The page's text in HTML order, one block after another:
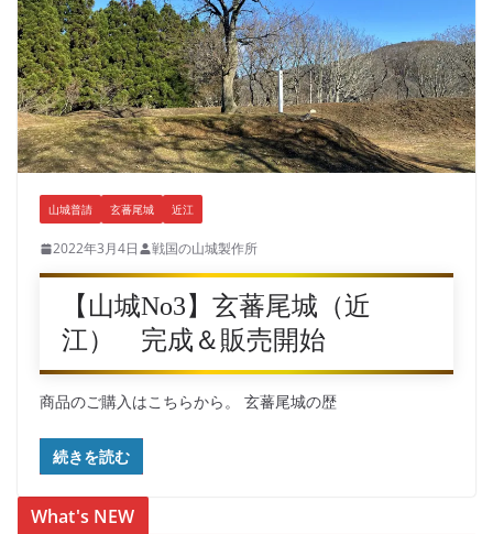
山城普請 玄蕃尾城 近江
2022年3月4日 戦国の山城製作所
【山城No3】玄蕃尾城（近
江） 完成＆販売開始
商品のご購入はこちらから。 玄蕃尾城の歴
続きを読む
What's NEW